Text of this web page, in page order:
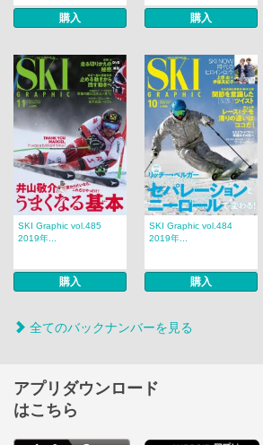
購入 購入
SKI Graphic vol.485
2019年...
購入
SKI Graphic vol.484
2019年...
購入
全てのバックナンバーを見る
アプリダウンロード
はこちら